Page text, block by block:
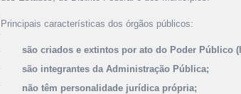
Principais características dos órgãos públicos:
são criados e extintos por ato do Poder Público
são integrantes da Administração Pública;
não têm personalidade jurídica própria;